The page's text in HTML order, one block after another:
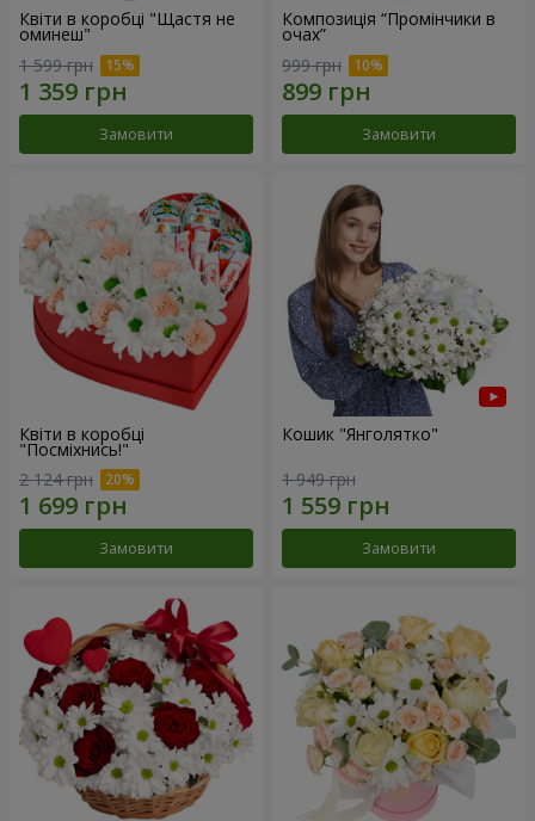
Квіти в коробці "Щастя не
оминеш"
1 599 грн
Замовити
Композиція “Промінчики в
очах”
999 грн
Замовити
Квіти в коробці
"Посміхнись!"
2 124 грн
Замовити
Кошик "Янголятко"
1 949 грн
Замовити